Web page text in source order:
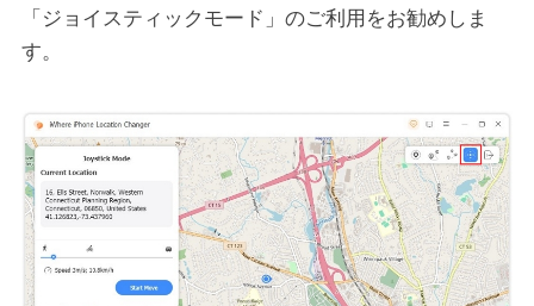
「ジョイスティックモード」のご利用をお勧めしま
す。